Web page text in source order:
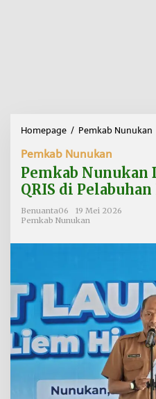
Homepage / Pemkab Nunukan
u
g
P
Pemkab Nunukan
Pemkab Nunukan
QRIS di
Benuanta06
19 Mei 2026
Pemkab Nunukan